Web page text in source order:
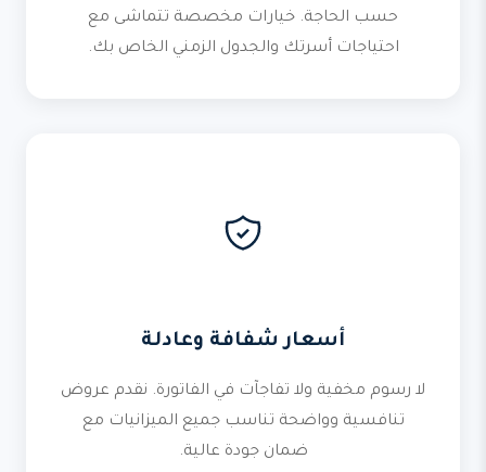
حسب الحاجة. خيارات مخصصة تتماشى مع
احتياجات أسرتك والجدول الزمني الخاص بك.
أسعار شفافة وعادلة
لا رسوم مخفية ولا تفاجآت في الفاتورة. نقدم عروض
تنافسية وواضحة تناسب جميع الميزانيات مع
ضمان جودة عالية.